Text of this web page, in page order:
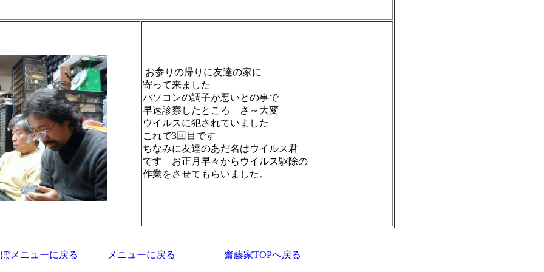
お参りの帰りに友達の家に
寄って来ました
パソコンの調子が悪いとの事で
早速診察したところ さ～大変
ウイルスに犯されていました
これで3回目です
ちなみに友達のあだ名はウイルス君
です お正月早々からウイルス駆除の
作業をさせてもらいました。
メニューに戻る メニューに戻る 齋藤家TOPへ戻る